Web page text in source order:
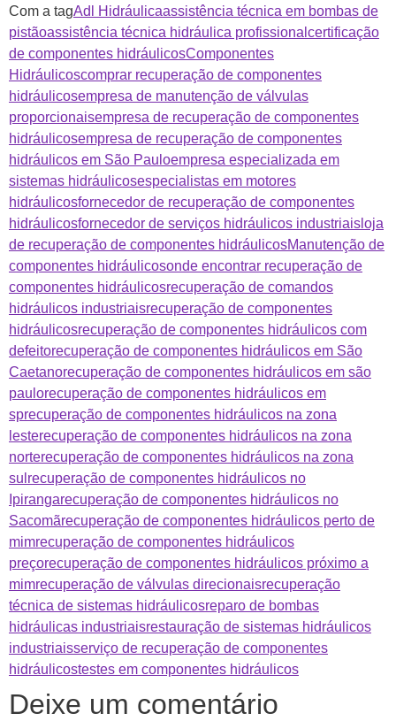
Com a tagAdl Hidráulicaassistência técnica em bombas de
pistãoassistência técnica hidráulica profissional certificação
de componentes hidráulicosComponentes
Hidráulicoscomprar recuperação de componentes
hidráulicosempresa de manutenção de válvulas
proporcionaisempresa de recuperação de componentes
hidráulicosempresa de recuperação de componentes
hidráulicos em São Pauloempresa especializada em
sistemas hidráulicosespecialistas em motores
hidráulicosfornecedor de recuperação de componentes
hidráulicosfornecedor de serviços hidráulicos industriais loja
de recuperação de componentes hidráulicosManutenção de
componentes hidráulicosonde encontrar recuperação de
componentes hidráulicosrecuperação de comandos
hidráulicos industriaisrecuperação de componentes
hidráulicosrecuperação de componentes hidráulicos com
defeitorecuperação de componentes hidráulicos em São
Caetanorecuperação de componentes hidráulicos em são
paulorecuperação de componentes hidráulicos em
sprecuperação de componentes hidráulicos na zona
lesterecuperação de componentes hidráulicos na zona
norterecuperação de componentes hidráulicos na zona
sul recuperação de componentes hidráulicos no
Ipirangarecuperação de componentes hidráulicos no
Sacomãrecuperação de componentes hidráulicos perto de
mimrecuperação de componentes hidráulicos
preçorecuperação de componentes hidráulicos próximo a
mimrecuperação de válvulas direcionaisrecuperação
técnica de sistemas hidráulicosreparo de bombas
hidráulicas industriaisrestauração de sistemas hidráulicos
industriaisserviço de recuperação de componentes
hidráulicostestes em componentes hidráulicos
Deixe um comentário